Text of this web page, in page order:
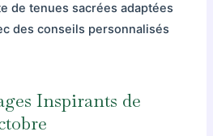
de tenues sacrées adaptées
des conseils personnalisés
Inspirants de